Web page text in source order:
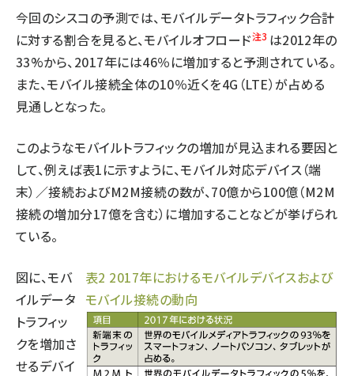
今回のシスコの予測では、モバイルデータトラフィック合計
に対する割合を見ると、モバイルオフロード注3 は2012年の
33%から、2017年には46％に増加すると予測されている。
また、モバイル接続全体の10％近くを4G（LTE）が占める
見通しとなった。
このようなモバイルトラフィックの増加が見込まれる要因と
して、例えば表1に示すように、モバイル対応デバイス（端
末）／接続およびM2M接続の数が、70億から100億（M2M
接続の増加分17億を含む）に増加することなどが挙げられ
ている。
表2 2017年におけるモバイルデバイスおよび
モバイル接続の動向
図に、モバ
イルデータ
トラフィッ
クを増加さ
せるデバイ